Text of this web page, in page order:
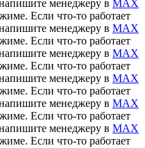
менеджеру в MAX
Если что-то работает
менеджеру в MAX
Если что-то работает
менеджеру в MAX
Если что-то работает
менеджеру в MAX
Если что-то работает
менеджеру в MAX
Если что-то работает
менеджеру в MAX
Если что-то работает